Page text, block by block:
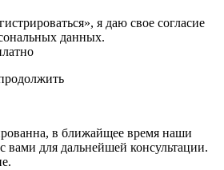
я даю свое согласие
данных.
в ближайщее время наши
вами для дальнейшей консультации.